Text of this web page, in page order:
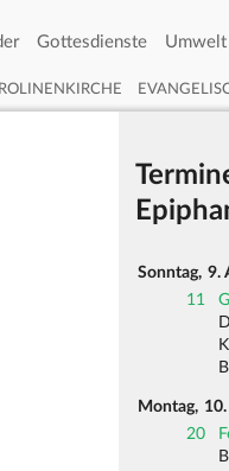
Gottesdienste Umwelt
Sonntag, 9.
11
Montag,
20